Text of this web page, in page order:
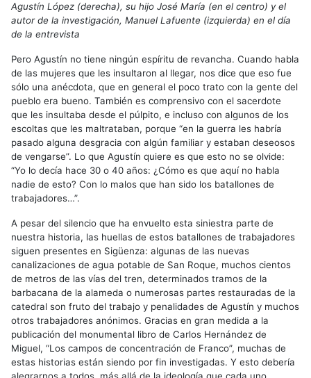
Agustín López (derecha), su hijo José María (en el centro) y el
autor de la investigación, Manuel Lafuente (izquierda) en el día
de la entrevista
Pero Agustín no tiene ningún espíritu de revancha. Cuando habla
de las mujeres que les insultaron al llegar, nos dice que eso fue
sólo una anécdota, que en general el poco trato con la gente del
pueblo era bueno. También es comprensivo con el sacerdote
que les insultaba desde el púlpito, e incluso con algunos de los
escoltas que les maltrataban, porque “en la guerra les habría
pasado alguna desgracia con algún familiar y estaban deseosos
de vengarse”. Lo que Agustín quiere es que esto no se olvide:
“Yo lo decía hace 30 o 40 años: ¿Cómo es que aquí no habla
nadie de esto? Con lo malos que han sido los batallones de
trabajadores…”.
A pesar del silencio que ha envuelto esta siniestra parte de
nuestra historia, las huellas de estos batallones de trabajadores
siguen presentes en Sigüenza: algunas de las nuevas
canalizaciones de agua potable de San Roque, muchos cientos
de metros de las vías del tren, determinados tramos de la
barbacana de la alameda o numerosas partes restauradas de la
catedral son fruto del trabajo y penalidades de Agustín y muchos
otros trabajadores anónimos. Gracias en gran medida a la
publicación del monumental libro de Carlos Hernández de
Miguel, “Los campos de concentración de Franco”, muchas de
estas historias están siendo por fin investigadas. Y esto debería